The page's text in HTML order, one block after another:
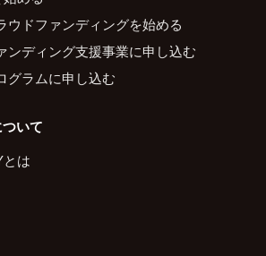
ウドファンディングを始める
ンディング支援事業に申し込む
グラムに申し込む
いて
は